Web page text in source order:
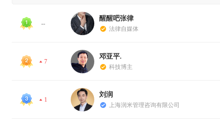
--
醒醒吧张律
法律自媒体
7
邓亚平.
科技博主
1
刘润
上海润米管理咨询有限公司